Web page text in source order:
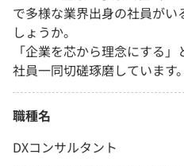
で多様な業界出身の社員が
しょうか。
「企業を芯から理念にする
社員一同切磋琢磨しています。
職種名
DXコンサルタント